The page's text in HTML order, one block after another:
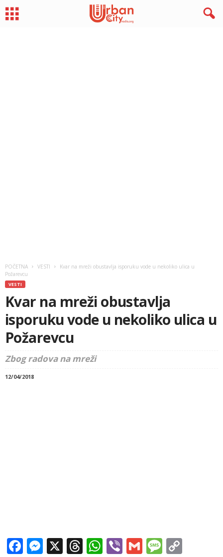
POČETNA VESTI
Kvar na mreži obustavlja isporuku vode u nekoliko ulica u
Požarevcu
VESTI
Kvar na mreži obustavlja
isporuku vode u nekoliko ulica u
Požarevcu
Zbog radova na mreži
12/04/2018
Facebook
Messenger
X Threads
WhatsApp
ViberGmail